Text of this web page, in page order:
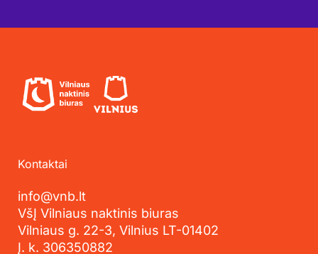
Kontaktai
info@vnb.lt
VšĮ Vilniaus naktinis biuras
Vilniaus g. 22-3, Vilnius LT-01402
Į. k. 306350882